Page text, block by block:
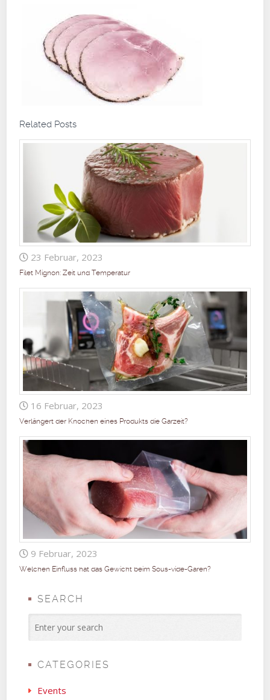
Related Posts
23 Februar, 2023
Filet Mignon: Zeit und Temperatur
16 Februar, 2023
Verlängert der Knochen eines Produkts die Garzeit?
9 Februar, 2023
Welchen Einfluss hat das Gewicht beim Sous-vide-Garen?
SEARCH
CATEGORIES
Events